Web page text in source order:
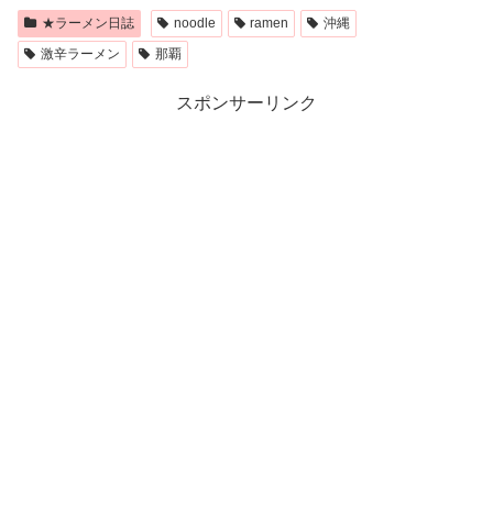
★ラーメン日誌 noodle ramen
沖縄
激辛ラーメン
那覇
スポンサーリンク